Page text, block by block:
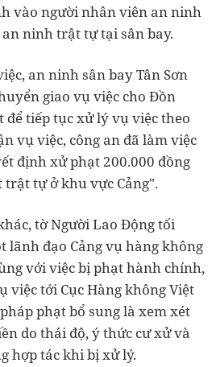
vào người nhân viên an ninh
ninh trật tự tại sân bay.
an ninh sân bay Tân Sơn
giao vụ việc cho Đồn
để tiếp tục xử lý vụ việc theo
vụ việc, công an đã làm việc
định xử phạt 200.000 đồng
tự ở khu vực Cảng".
tờ Người Lao Động tối
lãnh đạo Cảng vụ hàng không
với việc bị phạt hành chính,
việc tới Cục Hàng không Việt
phạt bổ sung là xem xét
do thái độ, ý thức cư xử và
hợp tác khi bị xử lý.